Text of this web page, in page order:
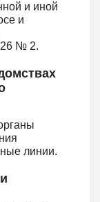
и иной
и
№ 2.
линии.